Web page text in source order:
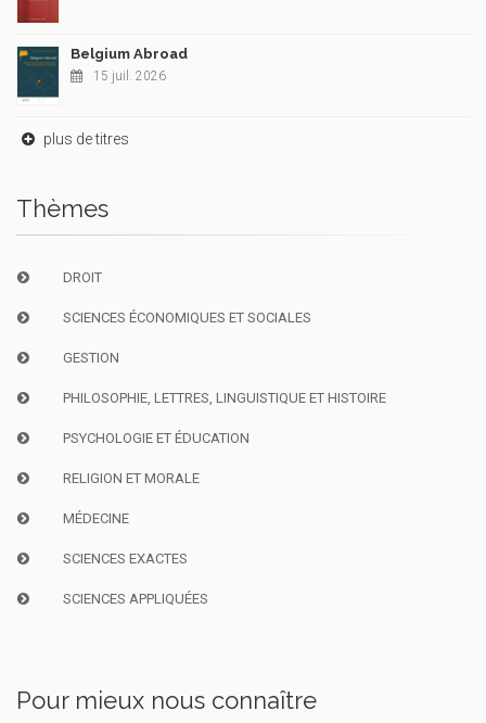
Belgium Abroad
15 juil. 2026
plus de titres
Thèmes
DROIT
SCIENCES ÉCONOMIQUES ET SOCIALES
GESTION
PHILOSOPHIE, LETTRES, LINGUISTIQUE ET HISTOIRE
PSYCHOLOGIE ET ÉDUCATION
RELIGION ET MORALE
MÉDECINE
SCIENCES EXACTES
SCIENCES APPLIQUÉES
Pour mieux nous connaître